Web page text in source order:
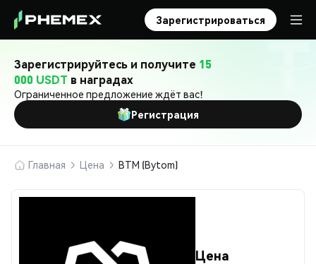
Зарегистрироваться
Зарегистрируйтесь и получите 15
000 USDT в наградах
Ограниченное предложение ждёт вас!
Регистрация
Главная Цена BTM (Bytom)
Цена